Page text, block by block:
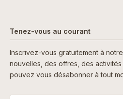
Tenez-vous au courant
Inscrivez-vous gratuitement à
nouvelles, des offres, des
pouvez vous désabonner à tout